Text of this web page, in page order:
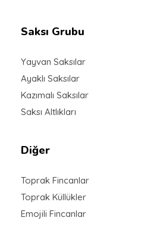
Saksı Grubu
Yayvan Saksılar
Ayaklı Saksılar
Kazımalı Saksılar
Saksı Altlıkları
Diğer
Toprak Fincanlar
Toprak Küllükler
Emojili Fincanlar